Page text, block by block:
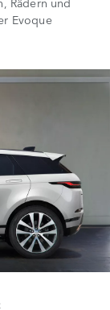
Evoque